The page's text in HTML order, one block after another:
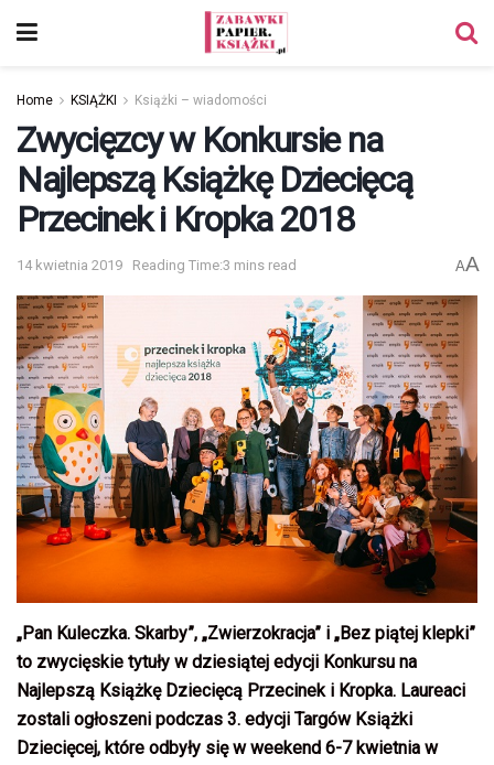
Home KSIĄŻKI Książki – wiadomości
Zwycięzcy w Konkursie na
Najlepszą Książkę Dziecięcą
Przecinek i Kropka 2018
14 kwietnia 2019 Reading Time:3 mins read AA
„Pan Kuleczka. Skarby”, „Zwierzokracja” i „Bez piątej klepki”
to zwycięskie tytuły w dziesiątej edycji Konkursu na
Najlepszą Książkę Dziecięcą Przecinek i Kropka. Laureaci
zostali ogłoszeni podczas 3. edycji Targów Książki
Dziecięcej, które odbyły się w weekend 6-7 kwietnia w